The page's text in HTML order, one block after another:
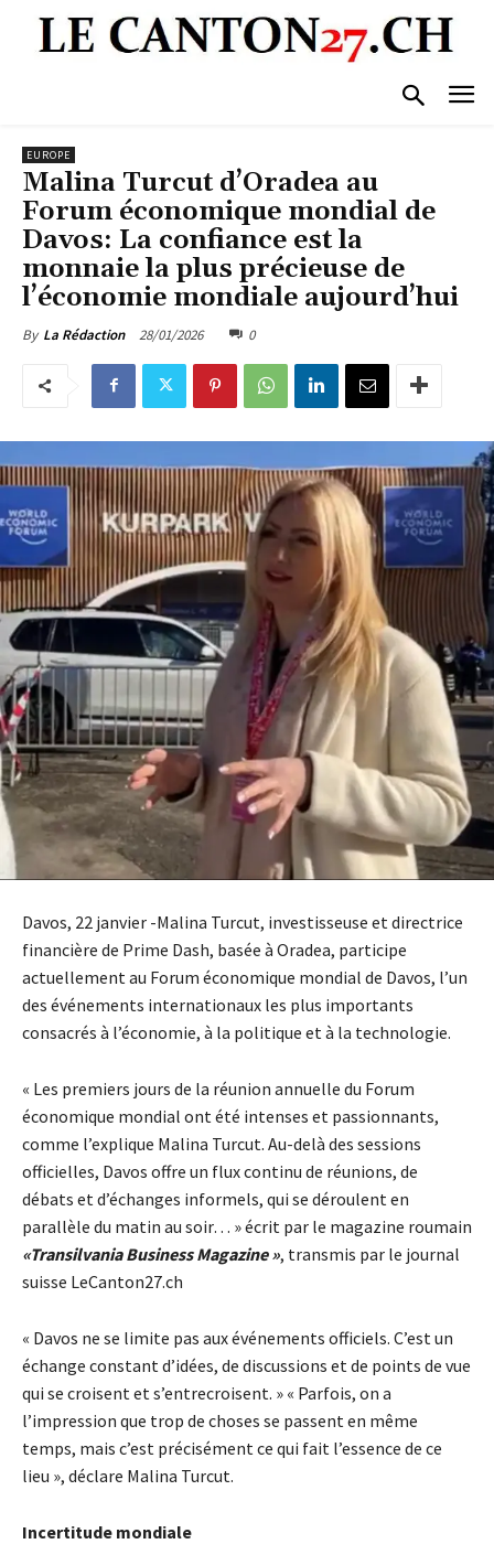
EUROPE
Malina Turcut d’Oradea au
Forum économique mondial de
Davos: La confiance est la
monnaie la plus précieuse de
l’économie mondiale aujourd’hui
By La Rédaction 28/01/2026 0
Davos, 22 janvier -Malina Turcut, investisseuse et directrice
financière de Prime Dash, basée à Oradea, participe
actuellement au Forum économique mondial de Davos, l’un
des événements internationaux les plus importants
consacrés à l’économie, à la politique et à la technologie.
« Les premiers jours de la réunion annuelle du Forum
économique mondial ont été intenses et passionnants,
comme l’explique Malina Turcut. Au-delà des sessions
officielles, Davos offre un flux continu de réunions, de
débats et d’échanges informels, qui se déroulent en
parallèle du matin au soir… » écrit par le magazine roumain
«Transilvania Business Magazine », transmis par le journal
suisse LeCanton27.ch
« Davos ne se limite pas aux événements officiels. C’est un
échange constant d’idées, de discussions et de points de vue
qui se croisent et s’entrecroisent. » « Parfois, on a
l’impression que trop de choses se passent en même
temps, mais c’est précisément ce qui fait l’essence de ce
lieu », déclare Malina Turcut.
Incertitude mondiale